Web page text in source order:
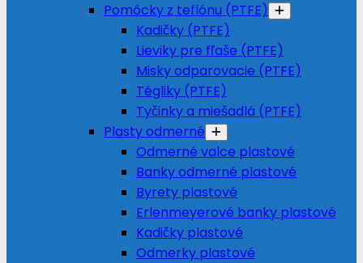
Pomôcky z teflónu (PTFE)
Kadičky (PTFE)
Lieviky pre fľaše (PTFE)
Misky odparovacie (PTFE)
Tégliky (PTFE)
Tyčinky a miešadlá (PTFE)
Plasty odmerné
Odmerné valce plastové
Banky odmerné plastové
Byrety plastové
Erlenmeyerové banky plastové
Kadičky plastové
Odmerky plastové